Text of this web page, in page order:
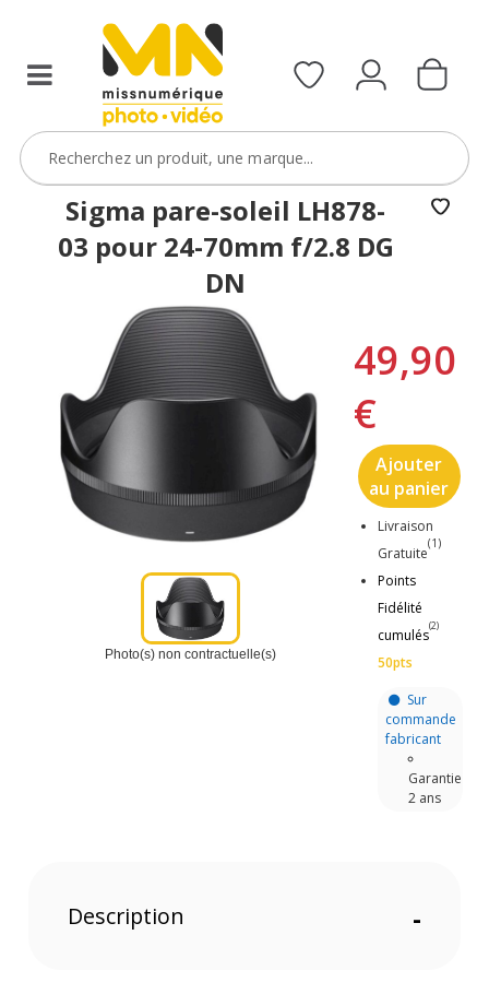
Sigma pare-soleil LH878-
03 pour 24-70mm f/2.8 DG
DN
Photo(s) non contractuelle(s)
49,90
€
Ajouter
au panier
Livraison
Gratuite
(1)
Points
Fidélité
cumulés
(2)
50pts
Sur
commande
fabricant
Garantie
2 ans
Description -